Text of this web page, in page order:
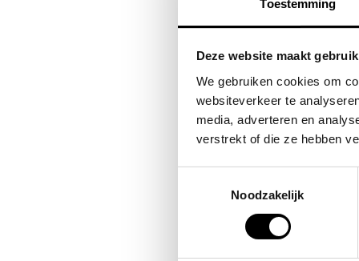
Toestemming
Deze website maakt
We gebruiken cookies om
websiteverkeer te
media, adverteren en
verstrekt of die ze hebben
Noodzakelijk
schooltas 15
morius